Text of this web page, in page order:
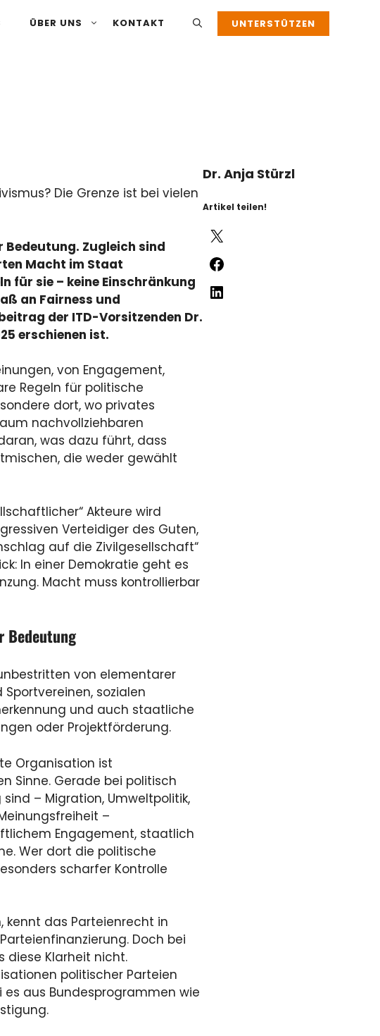
ÜBER UNS KONTAKT UNTERSTÜTZEN
Die Grenze ist bei vielen
Bedeutung. Zugleich sind
Macht im Staat
für sie – keine Einschränkung
an Fairness und
der ITD-Vorsitzenden Dr.
erschienen ist.
von Engagement,
Regeln für politische
dort, wo privates
nachvollziehbaren
was dazu führt, dass
die weder gewählt
Akteure wird
Verteidiger des Guten,
auf die Zivilgesellschaft“
In einer Demokratie geht es
Macht muss kontrollierbar
Bedeutung
von elementarer
sozialen
und auch staatliche
oder Projektförderung.
Organisation ist
Sinne. Gerade bei politisch
– Migration, Umweltpolitik,
–
Engagement, staatlich
Wer dort die politische
scharfer Kontrolle
kennt das Parteienrecht in
Doch bei
diese Klarheit nicht.
politischer Parteien
aus Bundesprogrammen wie
Dr. Anja Stürzl
Artikel teilen!